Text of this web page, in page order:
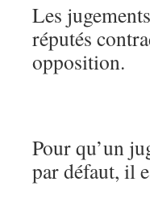
Les
réputés
opposition.
Pour qu’un
par défaut, il